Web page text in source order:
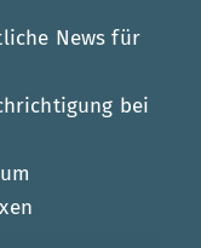
News für
bei